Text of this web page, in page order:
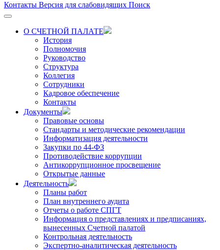
Контакты Версия для слабовидящих Поиск
О СЧЕТНОЙ ПАЛАТЕ
История
Полномочия
Руководство
Структура
Коллегия
Сотрудники
Кадровое обеспечение
Контакты
Документы
Правовые основы
Стандарты и методические рекомендации
Информатизация деятельности
Закупки по 44-ФЗ
Противодействие коррупции
Антикоррупционное просвещение
Открытые данные
Деятельность
Планы работ
План внутреннего аудита
Отчеты о работе СПГТ
Информация о представлениях и предписаниях,
вынесенных Счетной палатой
Контрольная деятельность
Экспертно-аналитическая деятельность